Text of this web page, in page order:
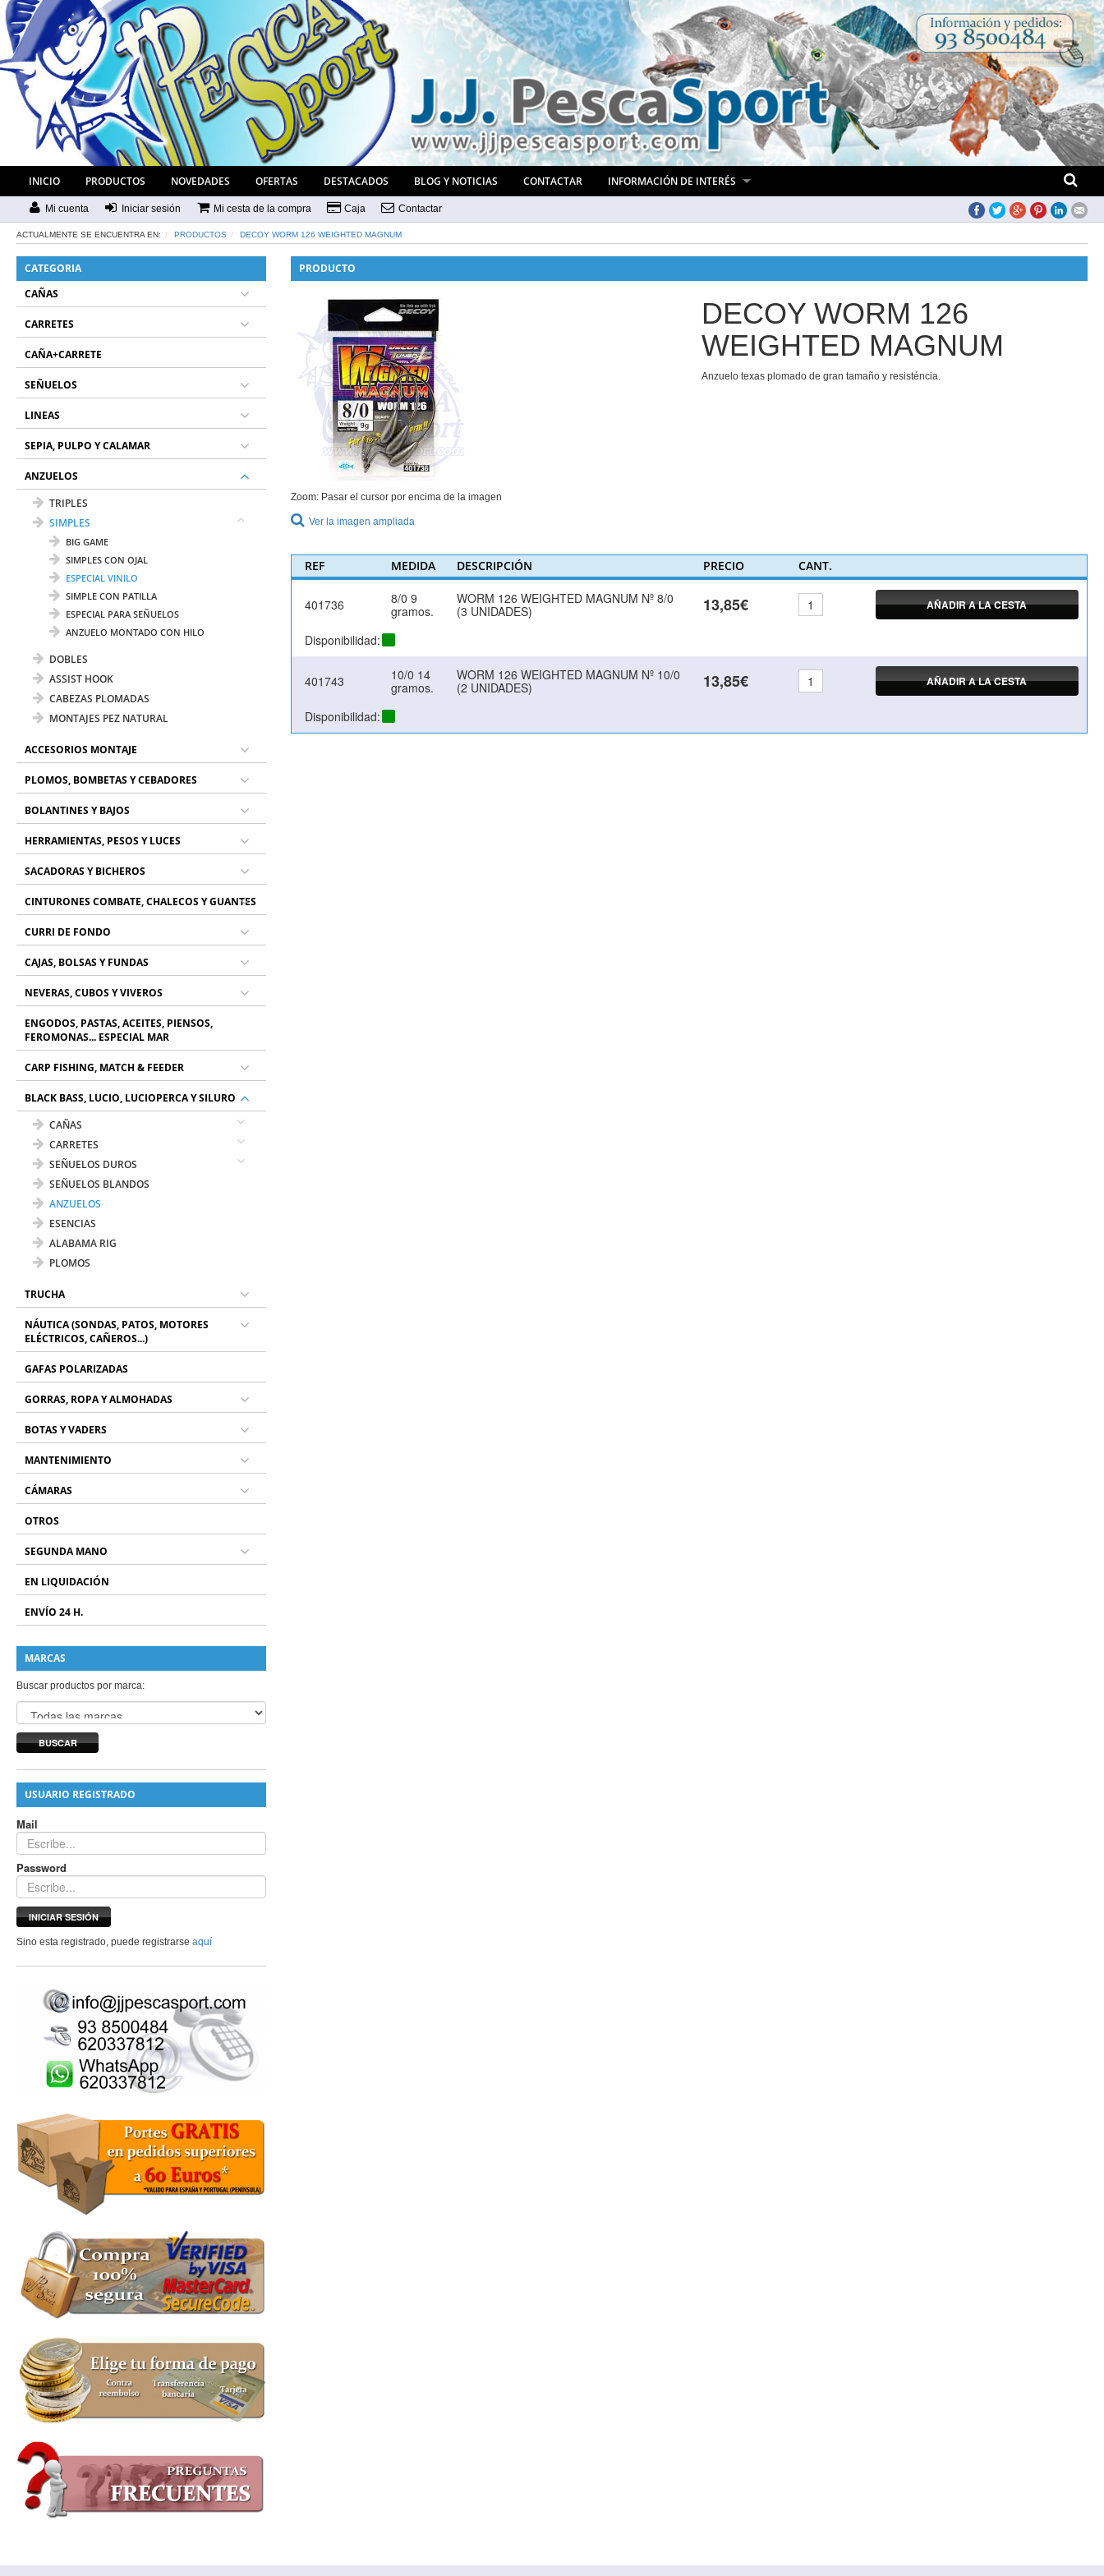
INICIO PRODUCTOS NOVEDADES OFERTAS DESTACADOS BLOG Y NOTICIAS CONTACTAR INFORMACIÓN DE INTERÉS
Mi cuenta Iniciar sesión Mi cesta de la compra Caja Contactar
ACTUALMENTE SE ENCUENTRA EN: PRODUCTOS DECOY WORM 126 WEIGHTED MAGNUM
CATEGORIA
CAÑAS
CARRETES
CAÑA+CARRETE
SEÑUELOS
LINEAS
SEPIA, PULPO Y CALAMAR
ANZUELOS
TRIPLES
SIMPLES
BIG GAME
SIMPLES CON OJAL
ESPECIAL VINILO
SIMPLE CON PATILLA
ESPECIAL PARA SEÑUELOS
ANZUELO MONTADO CON HILO
DOBLES
ASSIST HOOK
CABEZAS PLOMADAS
MONTAJES PEZ NATURAL
ACCESORIOS MONTAJE
PLOMOS, BOMBETAS Y CEBADORES
BOLANTINES Y BAJOS
HERRAMIENTAS, PESOS Y LUCES
SACADORAS Y BICHEROS
CINTURONES COMBATE, CHALECOS Y GUANTES
CURRI DE FONDO
CAJAS, BOLSAS Y FUNDAS
NEVERAS, CUBOS Y VIVEROS
ENGODOS, PASTAS, ACEITES, PIENSOS,
FEROMONAS... ESPECIAL MAR
CARP FISHING, MATCH & FEEDER
BLACK BASS, LUCIO, LUCIOPERCA Y SILURO
CAÑAS
CARRETES
SEÑUELOS DUROS
SEÑUELOS BLANDOS
ANZUELOS
ESENCIAS
ALABAMA RIG
PLOMOS
TRUCHA
NÁUTICA (SONDAS, PATOS, MOTORES
ELÉCTRICOS, CAÑEROS...)
GAFAS POLARIZADAS
GORRAS, ROPA Y ALMOHADAS
BOTAS Y VADERS
MANTENIMIENTO
CÁMARAS
OTROS
SEGUNDA MANO
EN LIQUIDACIÓN
ENVÍO 24 H.
MARCAS
Buscar productos por marca:
BUSCAR
USUARIO REGISTRADO
Mail
Password
INICIAR SESIÓN
Sino esta registrado, puede registrarseaquí
PRODUCTO
Zoom: Pasar el cursor por encima de la imagen
Ver la imagen ampliada
DECOY WORM 126
WEIGHTED MAGNUM
Anzuelo texas plomado de gran tamaño y resisténcia.
REF MEDIDA DESCRIPCIÓN PRECIO CANT.
401736
8/0 9
gramos.
WORM 126 WEIGHTED MAGNUM Nº 8/0
(3 UNIDADES)
13,85€ AÑADIR A LA CESTA
Disponibilidad:
401743
10/0 14
gramos.
WORM 126 WEIGHTED MAGNUM Nº 10/0
(2 UNIDADES)
13,85€ AÑADIR A LA CESTA
Disponibilidad: